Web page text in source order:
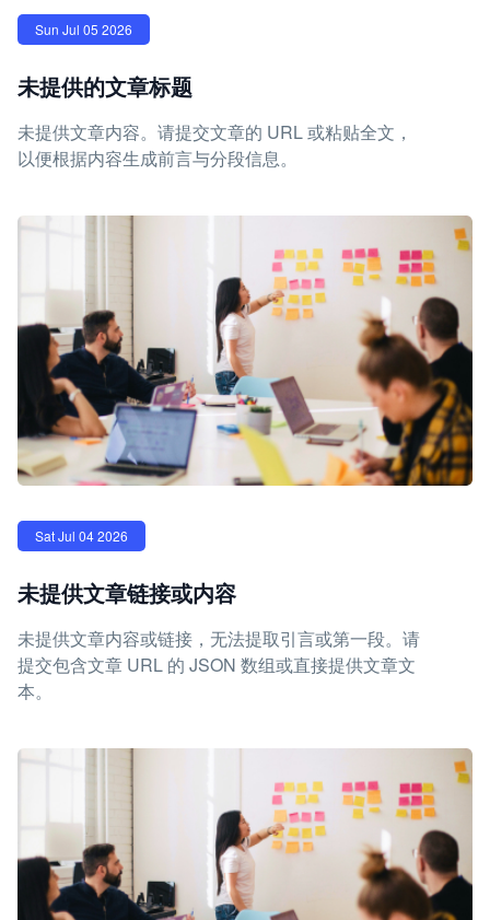
Sun Jul 05 2026
未提供的文章标题
未提供文章内容。请提交文章的 URL 或粘贴全文，
以便根据内容生成前言与分段信息。
Sat Jul 04 2026
未提供文章链接或内容
未提供文章内容或链接，无法提取引言或第一段。请
提交包含文章 URL 的 JSON 数组或直接提供文章文
本。